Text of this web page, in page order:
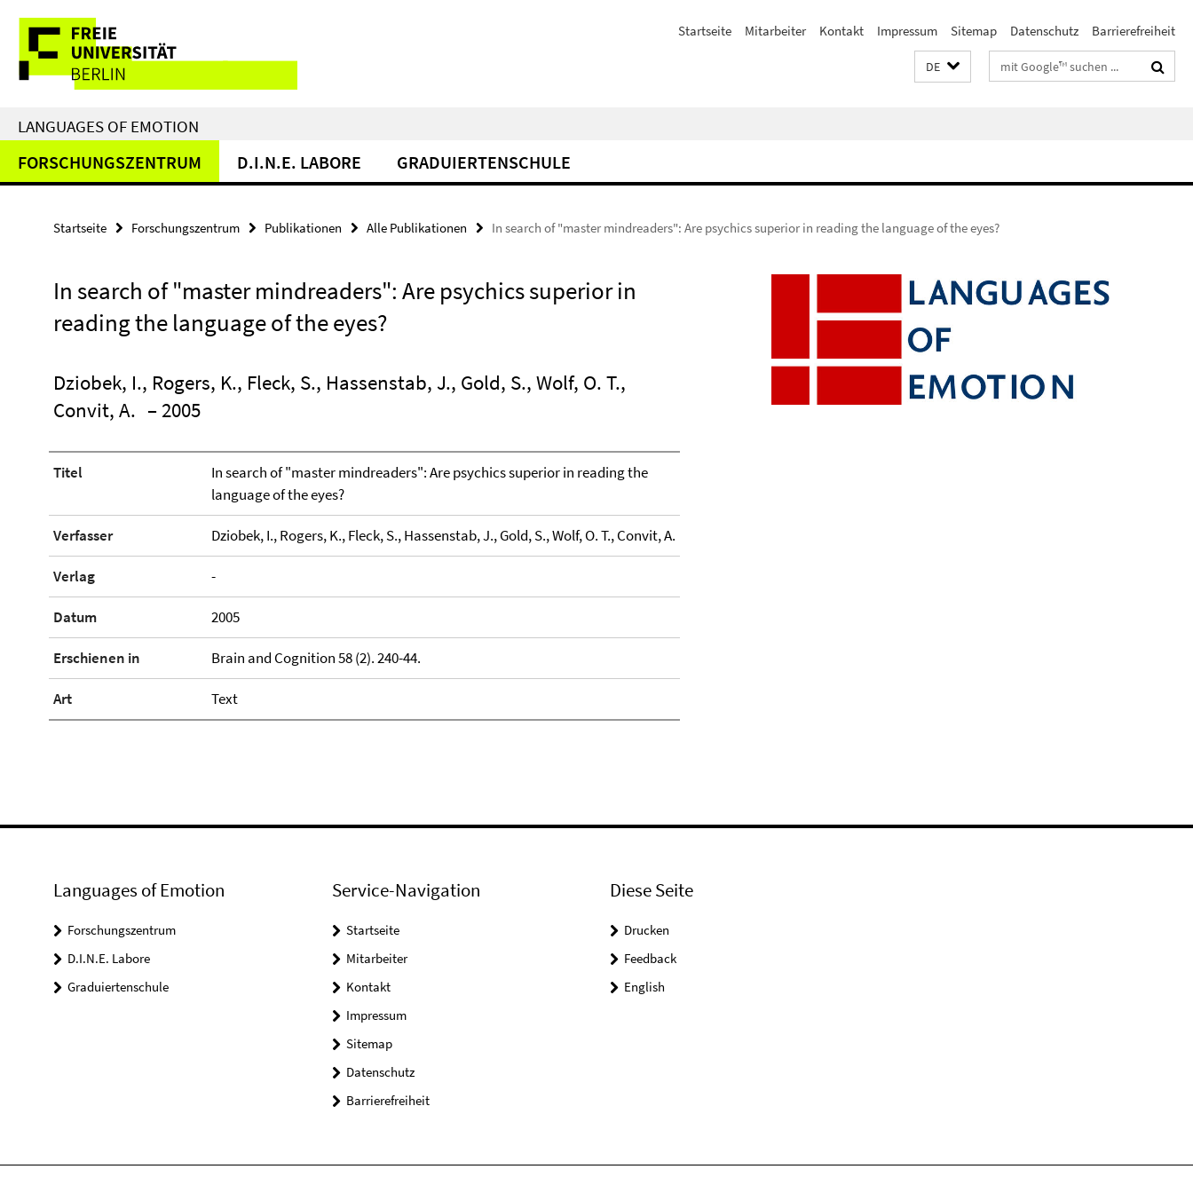
direkt
Inhalt
Service-
Navigation
Startseite Mitarbeiter Kontakt Impressum Sitemap Datenschutz Barrierefreiheit
DE Suchbegriffe
LANGUAGES OF EMOTION
FORSCHUNGSZENTRUM D.I.N.E. LABORE GRADUIERTENSCHULE
Startseite Forschungszentrum Publikationen Alle Publikationen In search of "master mindreaders": Are psychics superior in reading the language of the eyes?
In search of "master mindreaders": Are psychics superior in
reading the language of the eyes?
Dziobek, I., Rogers, K., Fleck, S., Hassenstab, J., Gold, S., Wolf, O. T.,
Convit, A. – 2005
Titel
In search of "master mindreaders": Are psychics superior in reading the
language of the eyes?
Verfasser Dziobek, I., Rogers, K., Fleck, S., Hassenstab, J., Gold, S., Wolf, O. T., Convit, A.
Verlag -
Datum 2005
Erschienen in Brain and Cognition 58 (2). 240-44.
Art Text
Languages of Emotion
Forschungszentrum
D.I.N.E. Labore
Graduiertenschule
Service-Navigation
Startseite
Mitarbeiter
Kontakt
Impressum
Sitemap
Datenschutz
Barrierefreiheit
Diese Seite
Drucken
Feedback
English